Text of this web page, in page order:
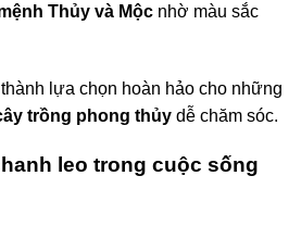
Thủy và Mộc nhờ màu sắc
lựa chọn hoàn hảo cho những
trồng phong thủy dễ chăm sóc.
leo trong cuộc sống